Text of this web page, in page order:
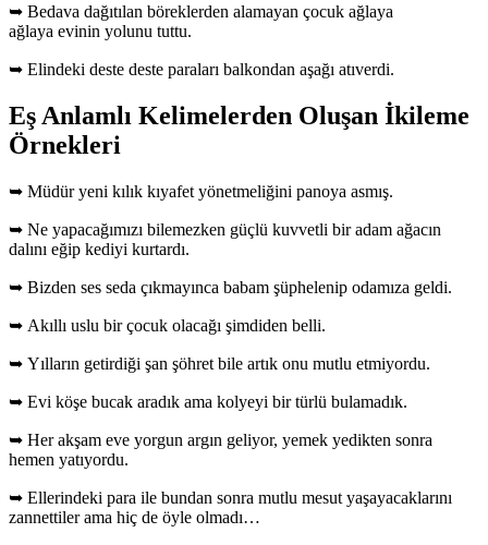
➥ Bedava dağıtılan böreklerden alamayan çocuk ağlaya
ağlaya evinin yolunu tuttu.
➥ Elindeki deste deste paraları balkondan aşağı atıverdi.
Eş Anlamlı Kelimelerden Oluşan İkileme
Örnekleri
➥ Müdür yeni kılık kıyafet yönetmeliğini panoya asmış.
➥ Ne yapacağımızı bilemezken güçlü kuvvetli bir adam ağacın
dalını eğip kediyi kurtardı.
➥ Bizden ses seda çıkmayınca babam şüphelenip odamıza geldi.
➥ Akıllı uslu bir çocuk olacağı şimdiden belli.
➥ Yılların getirdiği şan şöhret bile artık onu mutlu etmiyordu.
➥ Evi köşe bucak aradık ama kolyeyi bir türlü bulamadık.
➥ Her akşam eve yorgun argın geliyor, yemek yedikten sonra
hemen yatıyordu.
➥ Ellerindeki para ile bundan sonra mutlu mesut yaşayacaklarını
zannettiler ama hiç de öyle olmadı…